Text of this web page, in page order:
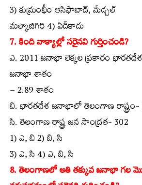
3) కుమ్రంభీం ఆసిఫాబాద్‌, మేడ్చల్‌
మల్కాజిగిరి 4) ఏదీకాదు
7. కింది వాక్యాల్లో సరైనవి గుర్తించండి?
ఎ. 2011 జనాభా లెక్కల ప్రకారం
జనాభా శాతం
– 2.89 శాతం
బి. భారతదేశ జనాభాలో తెలంగాణ రాష్ట్రం-
సి. తెలంగాణ రాష్ట్ర జన సాంద్రత- 302
1) ఎ, బి 2) బి, సి
3) ఎ, సి 4) ఎ, బి, సి
8. తెలంగాణలో అతి తక్కువ జనాభా గల